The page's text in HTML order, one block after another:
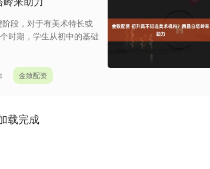
段，对于有美术特长或
时期，学生从初中的基础
金致配资
载完成